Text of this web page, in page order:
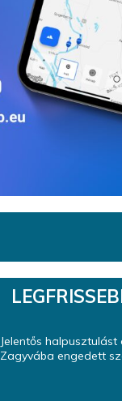
Jelentős
Zagyvába engedett